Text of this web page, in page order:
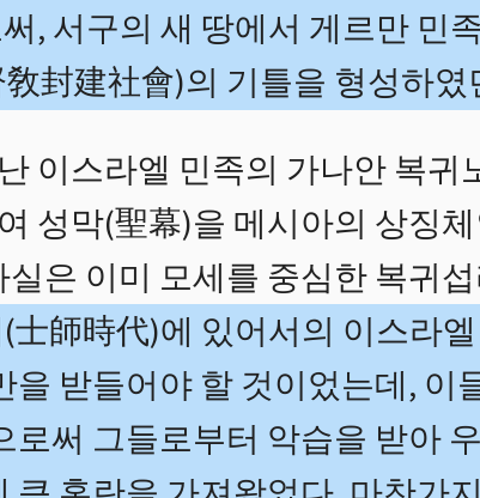
, 서구의 새 땅에서 게르만 민
封建社會)의 기틀을 형성하였
이스라엘 민족의 가나안 복귀
성막(聖幕)을 메시아의 상징
은 이미 모세를 중심한 복귀
士師時代)에 있어서의 이스라
을 받들어야 할 것이었는데, 이
로써 그들로부터 악습을 받아